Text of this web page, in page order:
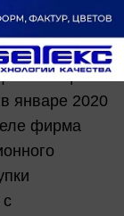
компании
месяца
январе 2020
фирма